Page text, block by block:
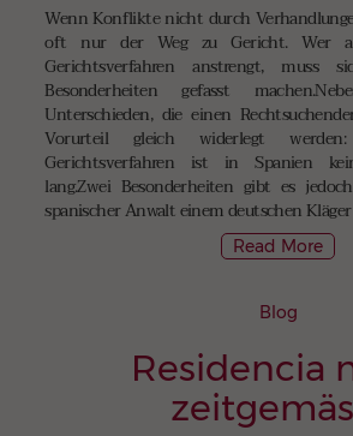
Wenn Konflikte nicht durch
oft nur der Weg zu Gericht. Wer
Gerichtsverfahren anstrengt, muss
Besonderheiten gefasst
Unterschieden, die einen
Vorurteil gleich widerlegt
Gerichtsverfahren ist in Spanien
lang.Zwei Besonderheiten gibt es
spanischer Anwalt einem deutschen Kläger
Read More
Blog
Residencia